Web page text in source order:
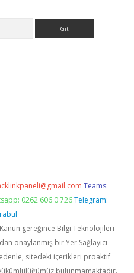
Teams:
0262 606 0 726 Telegram:
Kanun gereğince Bilgi Teknolojileri
onaylanmış bir Yer Sağlayıcı
sitedeki içerikleri proaktif
bulunmamaktadır.